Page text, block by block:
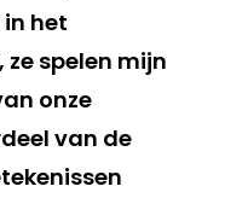
het
ze spelen mijn
onze
van de